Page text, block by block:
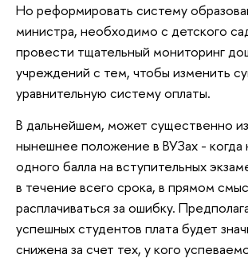
Но реформировать систему
министра, необходимо с детского
провести тщательный мониторинг
учреждений с тем, чтобы изменить
уравнительную систему оплаты.
В дальнейшем, может существенно
нынешнее положение в ВУЗах - когда
одного балла на вступительных
в течение всего срока, в прямом
расплачиваться за ошибку.
успешных студентов плата будет
снижена за счет тех, у кого